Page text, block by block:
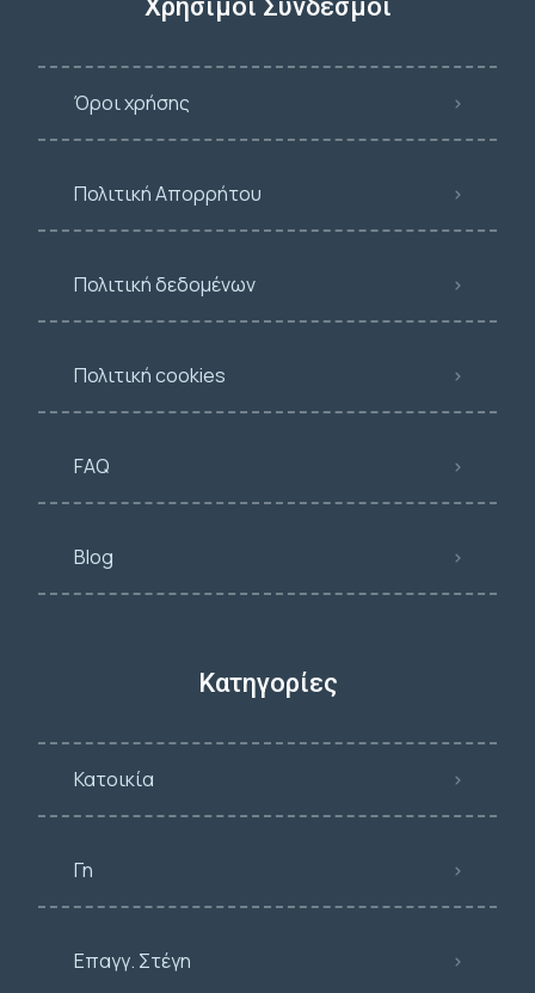
Χρήσιμοι Σύνδεσμοι
Όροι χρήσης
Πολιτική Απορρήτου
Πολιτική δεδομένων
Πολιτική cookies
FAQ
Blog
Κατηγορίες
Κατοικία
Γη
Επαγγ. Στέγη